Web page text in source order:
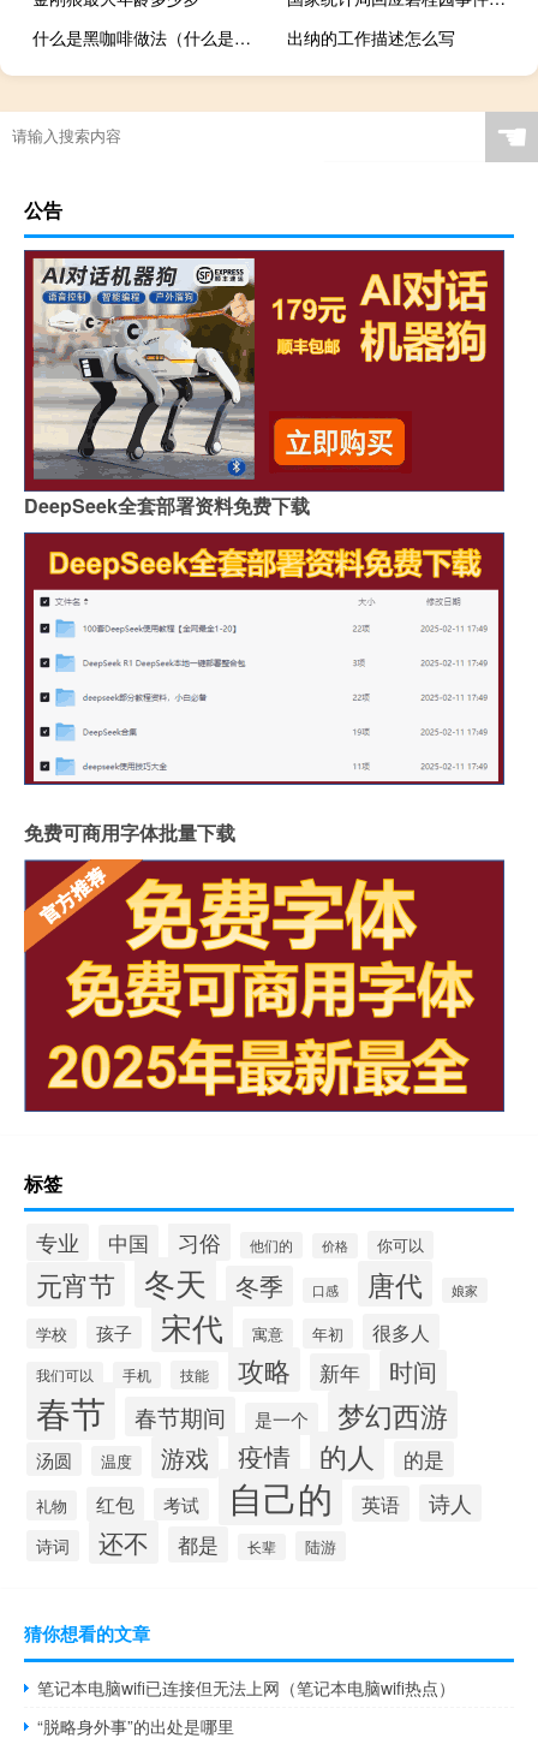
什么是黑咖啡做法（什么是黑咖啡）
出纳的工作描述怎么写
☚
公告
DeepSeek全套部署资料免费下载
免费可商用字体批量下载
标签
专业 中国 习俗 他们的 价格 你可以
元宵节 冬天 冬季 口感 唐代 娘家
学校 孩子 宋代 寓意 年初 很多人
我们可以 手机 技能 攻略 新年 时间
春节 春节期间 是一个 梦幻西游
汤圆 温度 游戏 疫情 的人 的是
礼物 红包 考试 自己的 英语 诗人
诗词 还不 都是 长辈 陆游
猜你想看的文章
笔记本电脑wifi已连接但无法上网（笔记本电脑wifi热点）
“脱略身外事”的出处是哪里